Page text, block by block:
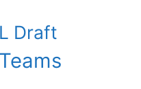
Draft